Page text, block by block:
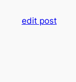
edit post